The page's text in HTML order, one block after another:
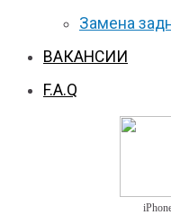
Замена
ВАКАНСИИ
F.A.Q